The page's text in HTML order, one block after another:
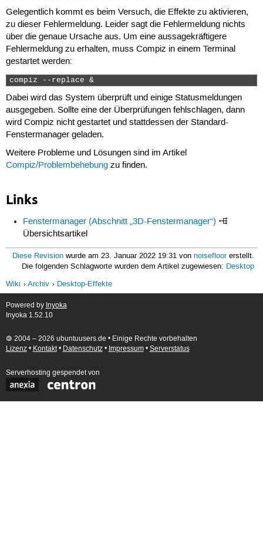
Gelegentlich kommt es beim Versuch, die Effekte zu aktivieren,
zu dieser Fehlermeldung. Leider sagt die Fehlermeldung nichts
über die genaue Ursache aus. Um eine aussagekräftigere
Fehlermeldung zu erhalten, muss Compiz in einem Terminal
gestartet werden:
compiz --replace &
Dabei wird das System überprüft und einige Statusmeldungen
ausgegeben. Sollte eine der Überprüfungen fehlschlagen, dann
wird Compiz nicht gestartet und stattdessen der Standard-
Fenstermanager geladen.
Weitere Probleme und Lösungen sind im Artikel
Compiz/Problembehebungzu finden.
Links
Fenstermanager (Abschnitt „3D-Fenstermanager“)
Übersichtsartikel
Diese Revision wurde am 23. Januar 2022 19:31 vonnoisefloorerstellt.
Die folgenden Schlagworte wurden dem Artikel zugewiesen: Desktop
Wiki
Archiv Desktop-Effekte
Powered by Inyoka
Inyoka 1.52.10
🄯 2004 – 2026 ubuntuusers.de • Einige Rechte vorbehalten
Lizenz• Kontakt• Datenschutz• Impressum• Serverstatus
Serverhosting gespendet von